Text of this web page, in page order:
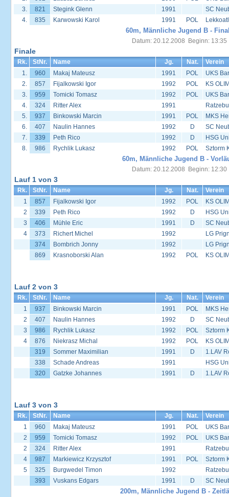
3.
821 Stegink Glenn 1991
SC
4.
835 Karwowski Karol 1991 POL
60m, Männliche Jugend B -
Datum: 20.12.2008 Beginn: 13:35
Finale
Rk. StNr. Name Jg. Nat.
Verein
1.
960 Makaj Mateusz 1991 POL
UKS
2.
857 Fijalkowski Igor 1992 POL
KS
3.
959 Tomicki Tomasz 1992 POL
UKS
4.
324 Ritter Alex 1991
5.
937 Binkowski Marcin 1991 POL
MKS
6.
407 Naulin Hannes 1992 D
SC
7.
339 Peth Rico 1992 D
HSG
8.
986 Rychlik Lukasz 1992 POL Sztorm
60m, Männliche Jugend B -
Datum: 20.12.2008 Beginn: 12:30
Lauf 1 von 3
Rk. StNr. Name Jg. Nat.
Verein
1
857 Fijalkowski Igor 1992 POL
KS
2
339 Peth Rico 1992 D
HSG
3
406 Mühle Eric 1991 D
SC
4
373 Richert Michel 1992
LG
374
Bombrich Jonny 1992
LG
869
Krasnoborski Alan 1992 POL KS
Lauf 2 von 3
Rk. StNr. Name Jg. Nat.
Verein
1
937 Binkowski Marcin 1991 POL
MKS
2
407 Naulin Hannes 1992 D
SC
3
986 Rychlik Lukasz 1992 POL
Sztorm
4
876 Niekrasz Michal 1992 POL
KS
319
Sommer Maximilian 1991 D
1.LAV
338
Schade Andreas 1991
HSG
320
Gatzke Johannes 1991 D 1.LAV
Lauf 3 von 3
Rk. StNr. Name Jg. Nat.
Verein
1
960 Makaj Mateusz 1991 POL
UKS
2
959 Tomicki Tomasz 1992 POL
UKS
2
324 Ritter Alex 1991
4
987 Markiewicz Krzysztof 1991 POL
Sztorm
5
325 Burgwedel Timon 1992
393
Vuskans Edgars 1991 D SC
200m, Männliche Jugend B -